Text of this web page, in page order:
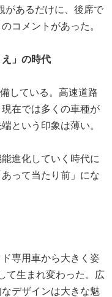
があるだけに、後席で
コメントがあった。
」の時代
している。高速道路
在では多くの車種が
という印象は薄い。
進化していく時代に
って当たり前」にな
専用車から大きく姿
て生まれ変わった。広
デザインは大きな魅